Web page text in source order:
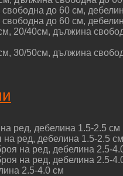
до 60 см,
до 60 см,
20/40см, дължина
30/50см, дължина
ред, дебелина 1.5-2.5 см
на ред, дебелина 1.5-2.5 см
на ред, дебелина 2.5-
на ред, дебелина 2.5-
2.5-4.0 см